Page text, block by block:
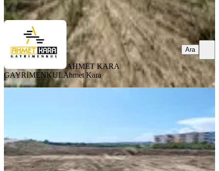
Ara
AHMET KARA
GAYRİMENKULAhmet Kara
Ara
Akdeniz, Bağlarbaşı Mahallesi
13000 m²·10.000/m²·20.02.2026
130.000.000 ₺